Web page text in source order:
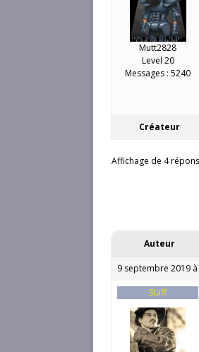
Mutt2828
Level 20
Messages : 5240
Créateur
Affichage de 4
Auteur
9 septembre 2019
Staff